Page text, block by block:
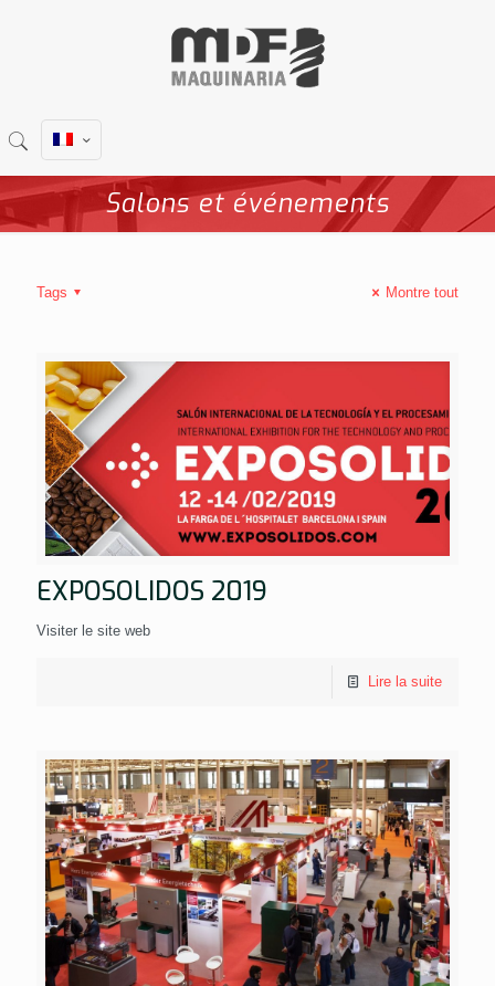
Salons et événements
Tags Montre tout
EXPOSOLIDOS 2019
Visiter le site web
Lire la suite